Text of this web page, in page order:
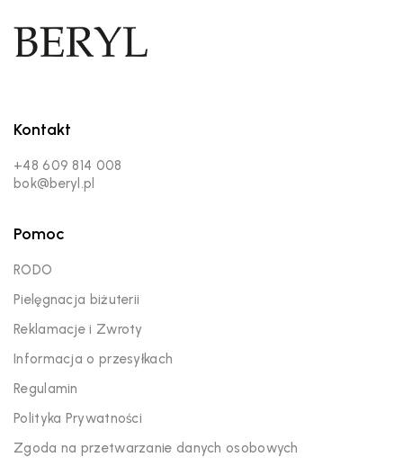
Kontakt
+48 609 814 008
bok@beryl.pl
Pomoc
RODO
Pielęgnacja biżuterii
Reklamacje i Zwroty
Informacja o przesyłkach
Regulamin
Polityka Prywatności
Zgoda na przetwarzanie danych osobowych